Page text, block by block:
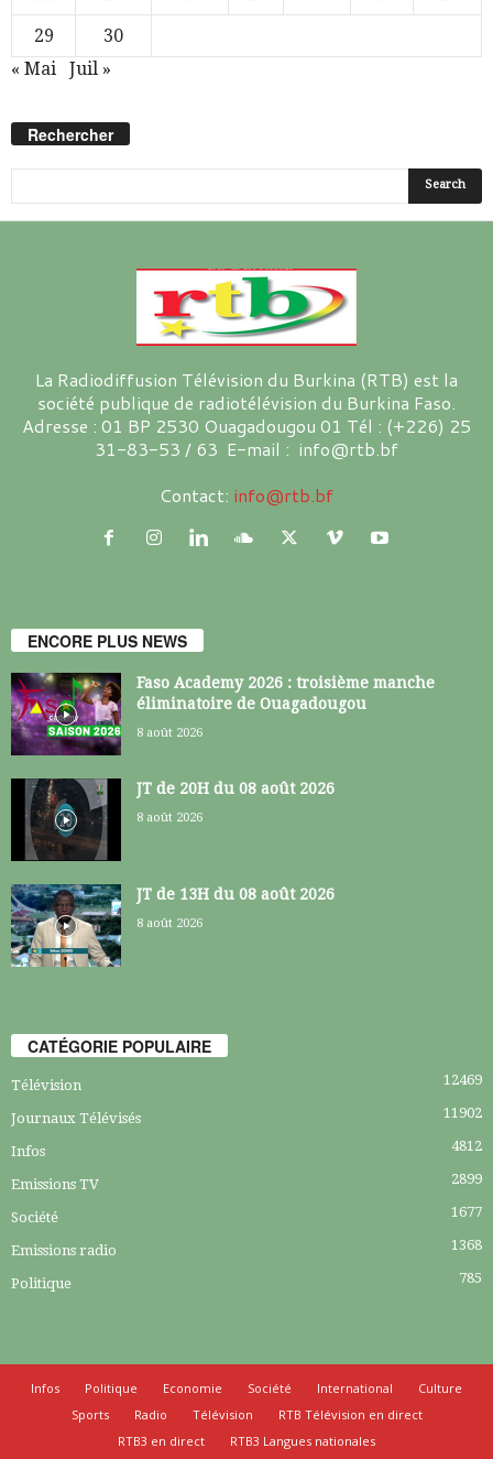
29
30
« Mai
Juil »
Rechercher
La Radiodiffusion Télévision du Burkina (RTB) est la
société publique de radiotélévision du Burkina Faso.
Adresse : 01 BP 2530 Ouagadougou 01 Tél : (+226) 25
31-83-53 / 63 E-mail : info@rtb.bf
Contact: info@rtb.bf
ENCORE PLUS NEWS
Faso Academy 2026 : troisième manche
éliminatoire de Ouagadougou
8 août 2026
JT de 20H du 08 août 2026
8 août 2026
JT de 13H du 08 août 2026
8 août 2026
CATÉGORIE POPULAIRE
Télévision 12469
Journaux Télévisés 11902
Infos 4812
Emissions TV 2899
Société 1677
Emissions radio 1368
Politique 785
Infos Politique Economie Société International
Culture
Sports
Radio Télévision
RTB Télévision en direct
RTB3 en direct
RTB3 Langues nationales